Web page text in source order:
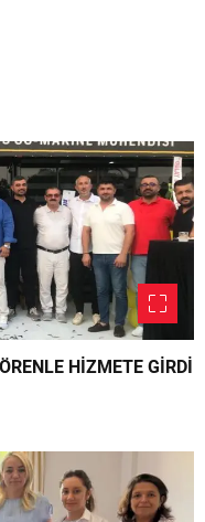
HİZMETE GİRDİ